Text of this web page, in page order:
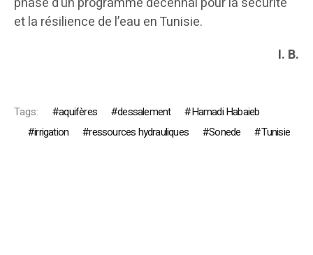
et la résilience de l’eau en Tunisie.
I. B.
Tags: aquifères dessalement
Hamadi Habaieb
irrigation
ressources hydrauliques Sonede Tunisie